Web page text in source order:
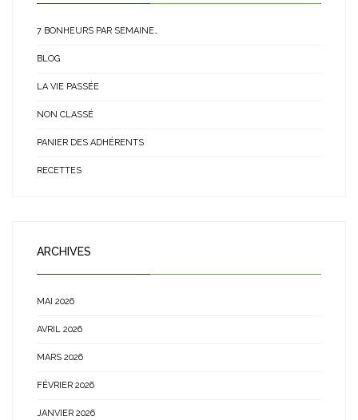
7 BONHEURS PAR SEMAINE…
BLOG
LA VIE PASSÉE
NON CLASSÉ
PANIER DES ADHÉRENTS
RECETTES
ARCHIVES
MAI 2026
AVRIL 2026
MARS 2026
FÉVRIER 2026
JANVIER 2026